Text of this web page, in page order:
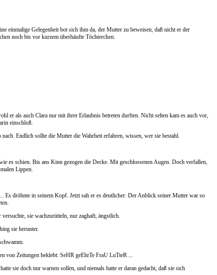
einmalige Gelegenheit bot sich ihm da, der Mutter zu beweisen, daß nicht er der
noch bis vor kurzem überhäufte Töchterchen.
er als auch Clara nur mit ihrer Erlaubnis betreten durften. Nicht selten kam es auch vor,
einschloß.
Endlich sollte die Mutter die Wahrheit erfahren, wissen, wer sie bestahl.
es schien. Bis ans Kinn gezogen die Decke. Mit geschlossenen Augen. Doch verfallen,
Lippen.
dröhnte in seinem Kopf. Jetzt sah er es deutlicher: Der Anblick seiner Mutter war so
sie wachzurütteln, nur zaghaft, ängstlich.
sie herunter.
von Zeitungen beklebt: SeHR geEhrTe FraU LuTteR ...
sie doch nur warnen sollen, und niemals hatte er daran gedacht, daß sie sich